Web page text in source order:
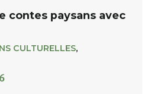
contes paysans avec
CULTURELLES,